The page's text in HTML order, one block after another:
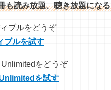
も読み放題、聴き放題になる
ブルをどうぞ
ブルを試す
をどうぞ
を試す